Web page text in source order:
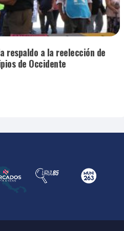
respaldo a la reelección de
de Occidente